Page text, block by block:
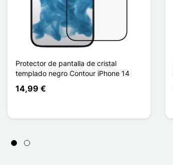
Protector de pantalla de cristal
templado negro Contour iPhone 14
14,99 €